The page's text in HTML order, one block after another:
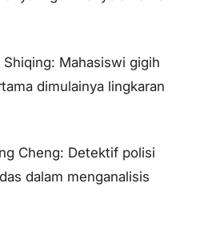
Mahasiswi gigih
dimulainya lingkaran
Cheng: Detektif polisi
dalam menganalisis